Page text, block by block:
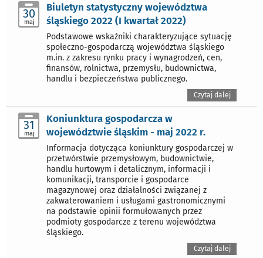
30
maj
Biuletyn statystyczny województwa
śląskiego 2022 (I kwartał 2022)
Podstawowe wskaźniki charakteryzujące sytuację
społeczno-gospodarczą województwa śląskiego
m.in. z zakresu rynku pracy i wynagrodzeń, cen,
finansów, rolnictwa, przemysłu, budownictwa,
handlu i bezpieczeństwa publicznego.
Czytaj dalej
31
maj
Koniunktura gospodarcza w
województwie śląskim - maj 2022 r.
Informacja dotycząca koniunktury gospodarczej w
przetwórstwie przemysłowym, budownictwie,
handlu hurtowym i detalicznym, informacji i
komunikacji, transporcie i gospodarce
magazynowej oraz działalności związanej z
zakwaterowaniem i usługami gastronomicznymi
na podstawie opinii formułowanych przez
podmioty gospodarcze z terenu województwa
śląskiego.
Czytaj dalej